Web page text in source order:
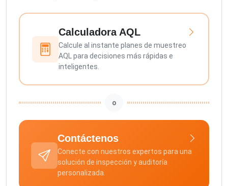
Calculadora AQL
Calcule al instante planes de muestreo
AQL para decisiones más rápidas e
inteligentes.
o
Contáctenos
Conecte con nuestros expertos para una
solución de inspección y auditoría
personalizada.